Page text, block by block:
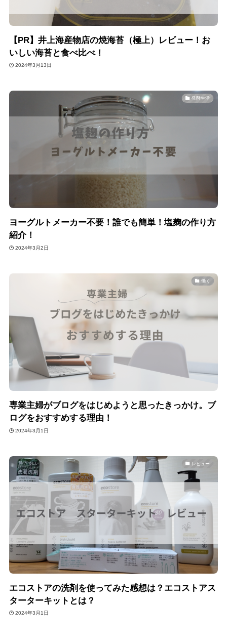
【PR】井上海産物店の焼海苔（極上）レビュー！お
いしい海苔と食べ比べ！
2024年3月13日
発酵生活
ヨーグルトメーカー不要！誰でも簡単！塩麹の作り方
紹介！
2024年3月2日
働く
専業主婦がブログをはじめようと思ったきっかけ。ブ
ログをおすすめする理由！
2024年3月1日
レビュー
エコストアの洗剤を使ってみた感想は？エコストアス
ターターキットとは？
2024年3月1日